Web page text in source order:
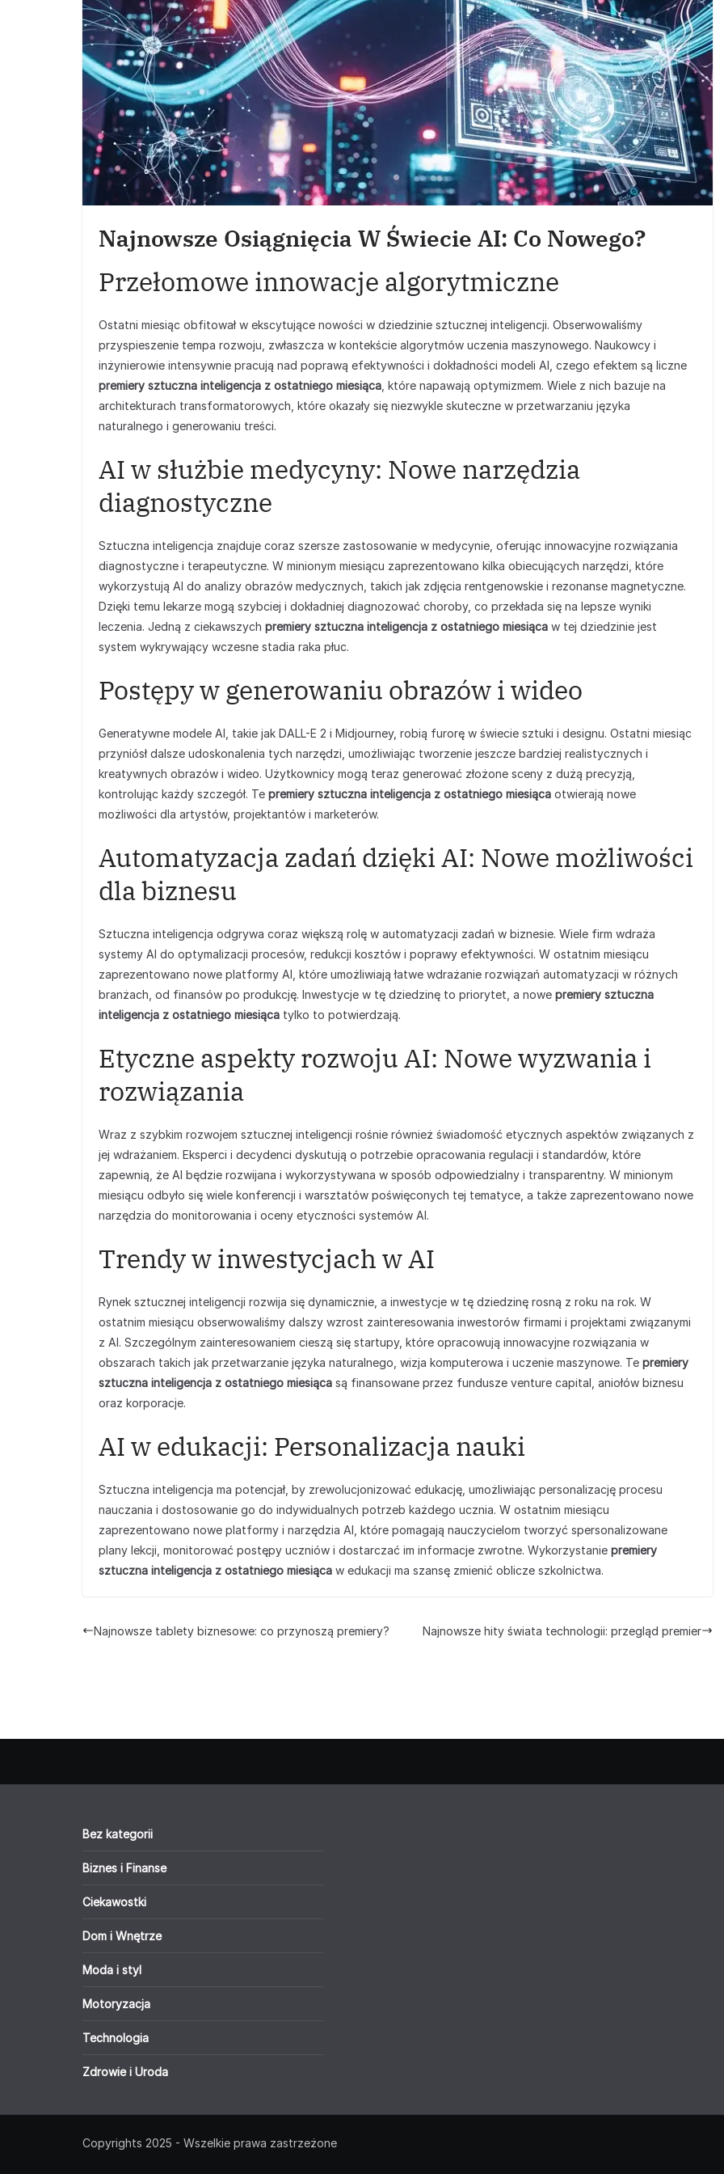
Najnowsze Osiągnięcia W Świecie AI: Co Nowego?
Przełomowe innowacje algorytmiczne
Ostatni miesiąc obfitował w ekscytujące nowości w dziedzinie sztucznej inteligencji. Obserwowaliśmy
przyspieszenie tempa rozwoju, zwłaszcza w kontekście algorytmów uczenia maszynowego. Naukowcy i
inżynierowie intensywnie pracują nad poprawą efektywności i dokładności modeli AI, czego efektem są liczne
premiery sztuczna inteligencja z ostatniego miesiąca , które napawają optymizmem. Wiele z nich bazuje na
architekturach transformatorowych, które okazały się niezwykle skuteczne w przetwarzaniu języka
naturalnego i generowaniu treści.
AI w służbie medycyny: Nowe narzędzia
diagnostyczne
Sztuczna inteligencja znajduje coraz szersze zastosowanie w medycynie, oferując innowacyjne rozwiązania
diagnostyczne i terapeutyczne. W minionym miesiącu zaprezentowano kilka obiecujących narzędzi, które
wykorzystują AI do analizy obrazów medycznych, takich jak zdjęcia rentgenowskie i rezonanse magnetyczne.
Dzięki temu lekarze mogą szybciej i dokładniej diagnozować choroby, co przekłada się na lepsze wyniki
leczenia. Jedną z ciekawszych premiery sztuczna inteligencja z ostatniego miesiąca w tej dziedzinie jest
system wykrywający wczesne stadia raka płuc.
Postępy w generowaniu obrazów i wideo
Generatywne modele AI, takie jak DALL-E 2 i Midjourney, robią furorę w świecie sztuki i designu. Ostatni miesiąc
przyniósł dalsze udoskonalenia tych narzędzi, umożliwiając tworzenie jeszcze bardziej realistycznych i
kreatywnych obrazów i wideo. Użytkownicy mogą teraz generować złożone sceny z dużą precyzją,
kontrolując każdy szczegół. Te premiery sztuczna inteligencja z ostatniego miesiąca otwierają nowe
możliwości dla artystów, projektantów i marketerów.
Automatyzacja zadań dzięki AI: Nowe możliwości
dla biznesu
Sztuczna inteligencja odgrywa coraz większą rolę w automatyzacji zadań w biznesie. Wiele firm wdraża
systemy AI do optymalizacji procesów, redukcji kosztów i poprawy efektywności. W ostatnim miesiącu
zaprezentowano nowe platformy AI, które umożliwiają łatwe wdrażanie rozwiązań automatyzacji w różnych
branżach, od finansów po produkcję. Inwestycje w tę dziedzinę to priorytet, a nowe premiery sztuczna
inteligencja z ostatniego miesiąca tylko to potwierdzają.
Etyczne aspekty rozwoju AI: Nowe wyzwania i
rozwiązania
Wraz z szybkim rozwojem sztucznej inteligencji rośnie również świadomość etycznych aspektów związanych z
jej wdrażaniem. Eksperci i decydenci dyskutują o potrzebie opracowania regulacji i standardów, które
zapewnią, że AI będzie rozwijana i wykorzystywana w sposób odpowiedzialny i transparentny. W minionym
miesiącu odbyło się wiele konferencji i warsztatów poświęconych tej tematyce, a także zaprezentowano nowe
narzędzia do monitorowania i oceny etyczności systemów AI.
Trendy w inwestycjach w AI
Rynek sztucznej inteligencji rozwija się dynamicznie, a inwestycje w tę dziedzinę rosną z roku na rok. W
ostatnim miesiącu obserwowaliśmy dalszy wzrost zainteresowania inwestorów firmami i projektami związanymi
z AI. Szczególnym zainteresowaniem cieszą się startupy, które opracowują innowacyjne rozwiązania w
obszarach takich jak przetwarzanie języka naturalnego, wizja komputerowa i uczenie maszynowe. Te premiery
sztuczna inteligencja z ostatniego miesiąca są finansowane przez fundusze venture capital, aniołów biznesu
oraz korporacje.
AI w edukacji: Personalizacja nauki
Sztuczna inteligencja ma potencjał, by zrewolucjonizować edukację, umożliwiając personalizację procesu
nauczania i dostosowanie go do indywidualnych potrzeb każdego ucznia. W ostatnim miesiącu
zaprezentowano nowe platformy i narzędzia AI, które pomagają nauczycielom tworzyć spersonalizowane
plany lekcji, monitorować postępy uczniów i dostarczać im informacje zwrotne. Wykorzystanie premiery
sztuczna inteligencja z ostatniego miesiąca w edukacji ma szansę zmienić oblicze szkolnictwa.
Najnowsze tablety biznesowe: co przynoszą premiery? Najnowsze hity świata technologii: przegląd premier
Bez kategorii
Biznes i Finanse
Ciekawostki
Dom i Wnętrze
Moda i styl
Motoryzacja
Technologia
Zdrowie i Uroda
Copyrights 2025 - Wszelkie prawa zastrzeżone